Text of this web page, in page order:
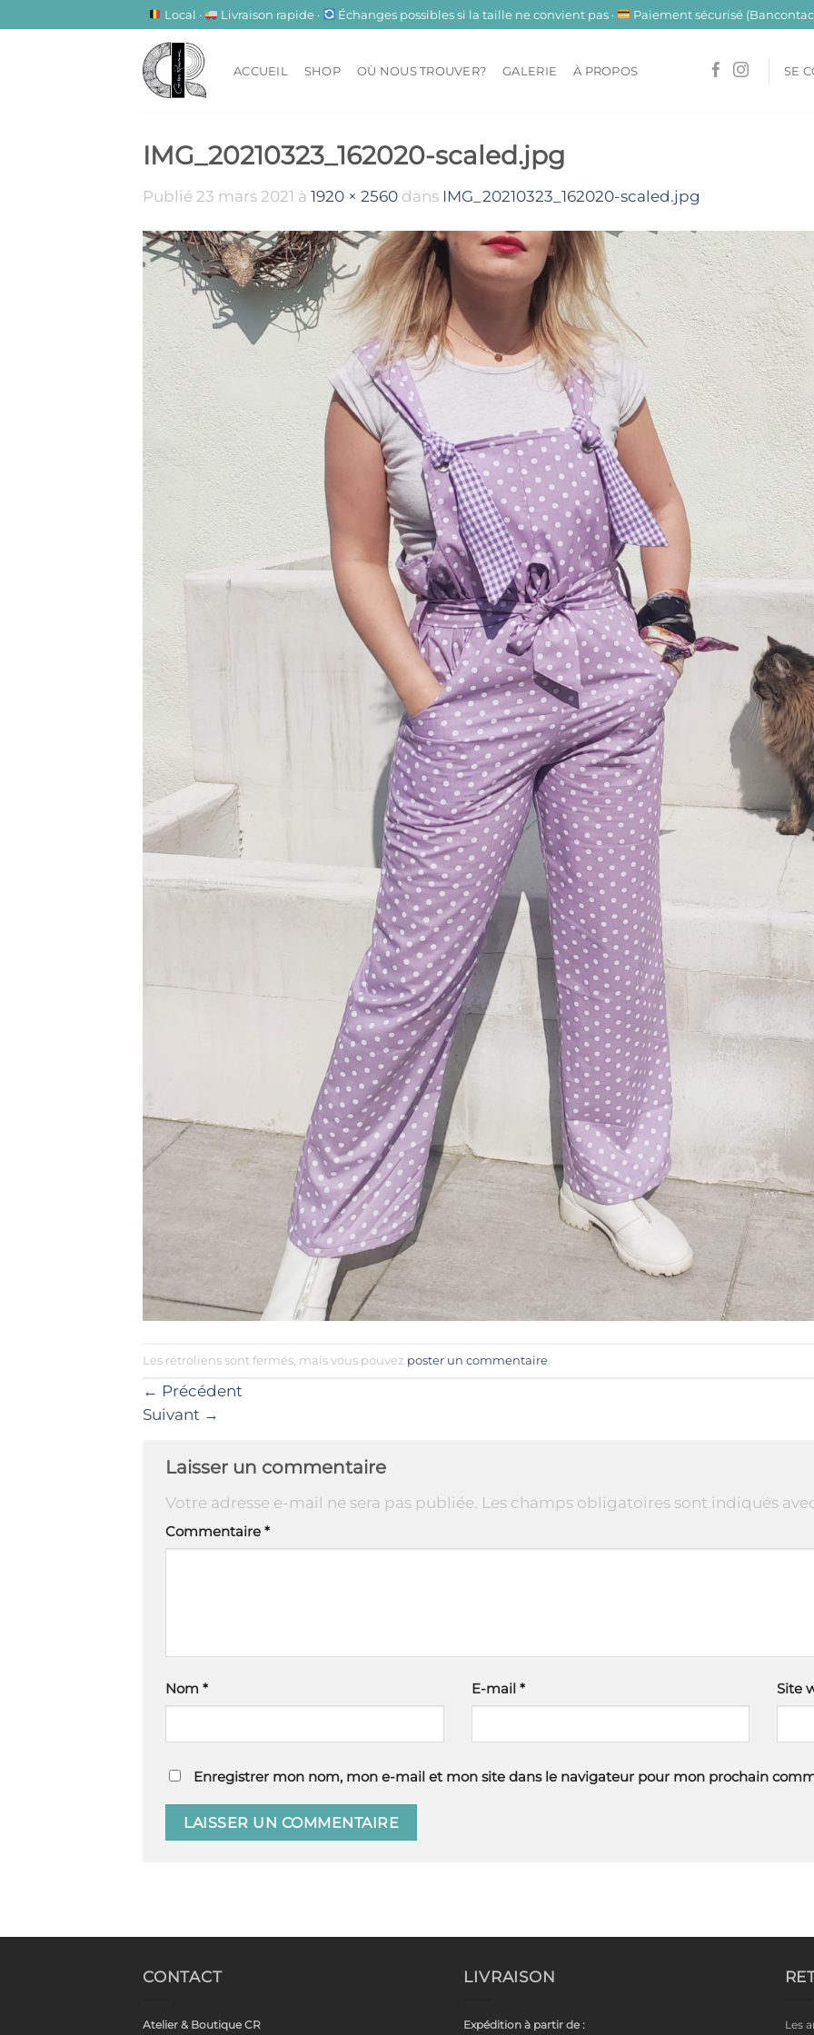
au
Local · Livraison rapide · Échanges possibles si la taille ne convient pas · Paiement sécurisé
ACCUEIL SHOP OÙ NOUS TROUVER? GALERIE À PROPOS SE
IMG_20210323_162020-scaled.jpg
Publié 23 mars 2021 à 1920 × 2560 dans IMG_20210323_162020-scaled.jpg
Les rétroliens sont fermés, mais vous pouvez poster un commentaire
← Précédent
Suivant →
Laisser un commentaire
Votre adresse e-mail ne sera pas publiée. Les champs obligatoires sont indiqués
Commentaire *
Nom * E-mail * Site
Enregistrer mon nom, mon e-mail et mon site dans le navigateur pour mon prochain
CONTACT
Atelier & Boutique CR
LIVRAISON
Expédition à partir de :
Les